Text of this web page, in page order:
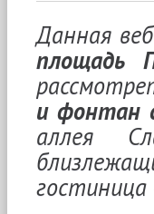
Данная
площадь
и фонтан
аллея